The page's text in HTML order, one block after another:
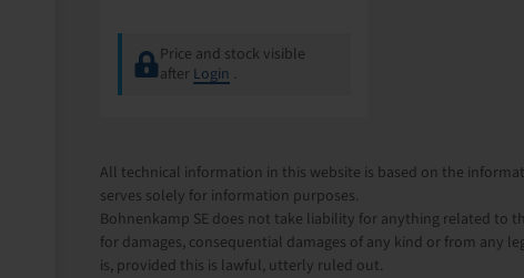
Price and stock visible
after Login .
All technical information in this website is based on the
serves solely for information purposes.
Bohnenkamp SE does not take liability for anything related to
for damages, consequential damages of any kind or from any
is, provided this is lawful, utterly ruled out.